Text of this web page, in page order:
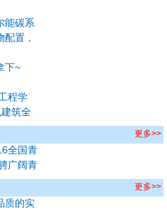
，
能碳系
置，
下~
程学
的教
筑全
更多>>
全国青
广阔青
更多>>
质的实